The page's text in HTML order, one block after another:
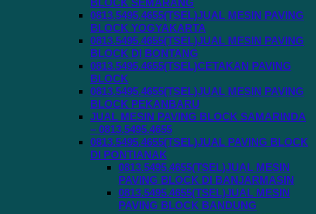
BLOCK SEMARANG
0813.5495.4655(TSEL)JUAL MESIN PAVING
BLOCK YOGYAKARTA
0813.5495.4655(TSEL)JUAL MESIN PAVING
BLOCK DI BONTANG
0813.5495.4655(TSEL)CETAKAN PAVING
BLOCK
0813.5495.4655(TSEL)JUAL MESIN PAVING
BLOCK PEKANBARU
JUAL MESIN PAVING BLOCK SAMARINDA
– 0813.5495.4655
0813.5495.4655(TSEL)JUAL PAVING BLOCK
DI PONTIANAK
0813.5495.4655(TSEL)JUAL MESIN
PAVING BLOCK DI BANJARMASIN
0813.5495.4655(TSEL)JUAL MESIN
PAVING BLOCK BANDUNG